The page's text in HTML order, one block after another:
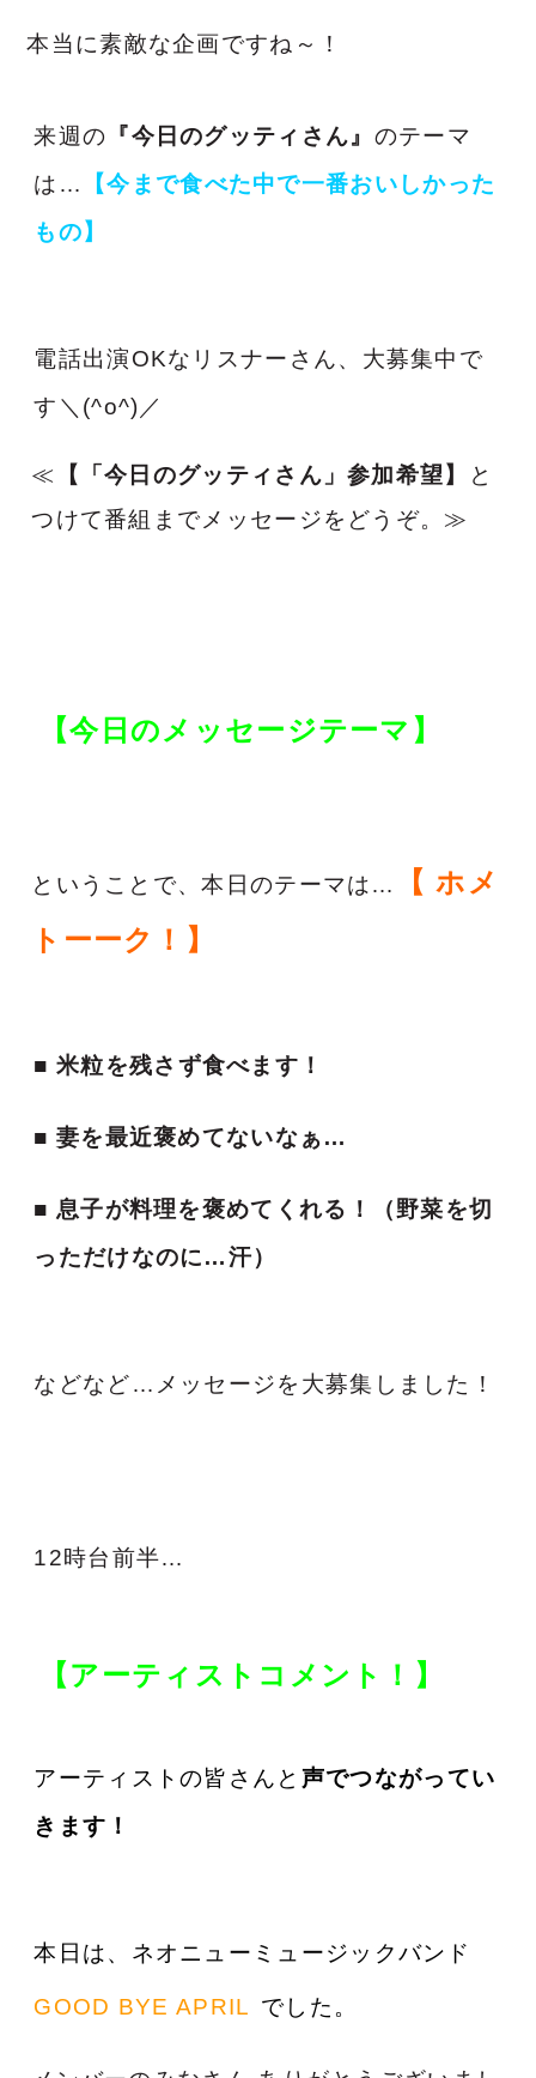
本当に素敵な企画ですね～！
来週の 『今日のグッティさん』 のテーマ
は…
【今まで食べた中で一番おいしかった
もの】
電話出演OKなリスナーさん、大募集中で
す＼(^o^)／
≪ 【「今日のグッティさん」参加希望】
と
つけて番組までメッセージをどうぞ。≫
【今日のメッセージテーマ】
ということで、本日のテーマは…
【 ホメ
トーーク！】
■ 米粒を残さず食べます！
■ 妻を最近褒めてないなぁ…
■ 息子が料理を褒めてくれる！（野菜を切
っただけなのに…汗）
などなど… メッセージを大募集しました！
12時台前半…
【アーティストコメント！】
アーティストの皆さんと 声でつながってい
きます！
本日は、ネオニューミュージックバンド
GOOD BYE APRIL でした。